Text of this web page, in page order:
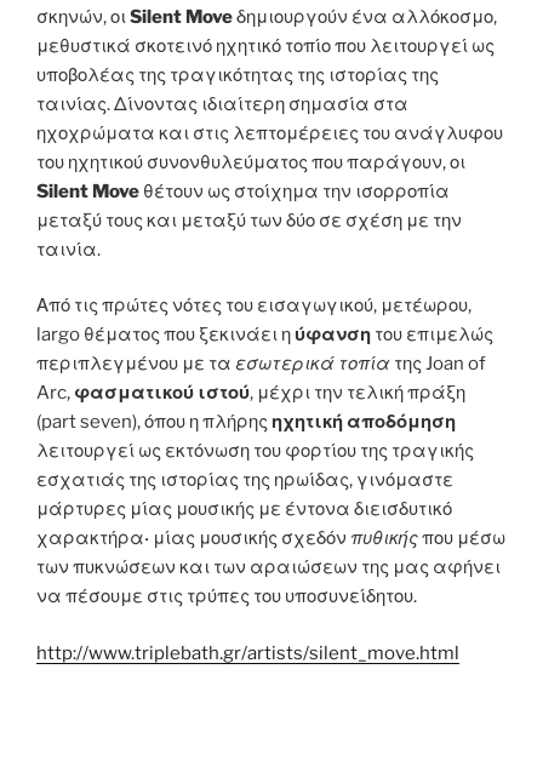
σκηνών, οιSilent Moveδημιουργούν ένα αλλόκοσμο,
μεθυστικά σκοτεινό ηχητικό τοπίο που λειτουργεί ως
υποβολέας της τραγικότητας της ιστορίας της
ταινίας. Δίνοντας ιδιαίτερη σημασία στα
ηχοχρώματα και στις λεπτομέρειες του ανάγλυφου
του ηχητικού συνονθυλεύματος που παράγουν, οι
Silent Move θέτουν ως στοίχημα την ισορροπία
μεταξύ τους και μεταξύ των δύο σε σχέση με την
ταινία.
Από τις πρώτες νότες του εισαγωγικού, μετέωρου,
largo θέματος που ξεκινάει η ύφανση του επιμελώς
περιπλεγμένου με τα εσωτερικά τοπία της Joan of
Arc, φασματικού ιστού, μέχρι την τελική πράξη
(part seven), όπου η πλήρης ηχητική αποδόμηση
λειτουργεί ως εκτόνωση του φορτίου της τραγικής
εσχατιάς της ιστορίας της ηρωίδας, γινόμαστε
μάρτυρες μίας μουσικής με έντονα διεισδυτικό
χαρακτήρα· μίας μουσικής σχεδόν πυθικήςπου μέσω
των πυκνώσεων και των αραιώσεων της μας αφήνει
να πέσουμε στις τρύπες του υποσυνείδητου.
http://www.triplebath.gr/artists/silent_move.html